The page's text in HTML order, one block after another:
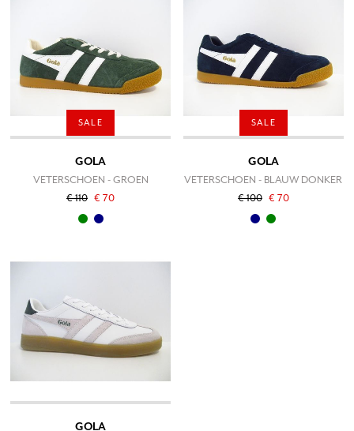
SALE
GOLA
VETERSCHOEN - GROEN
€ 110 € 70
SALE
GOLA
VETERSCHOEN - BLAUW DONKER
€ 100 € 70
GOLA